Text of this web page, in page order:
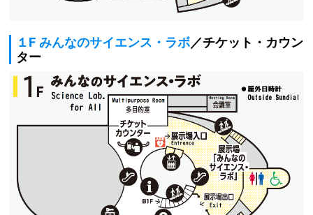
１F みんなのサイエンス・ラボ／チケット・カウン
ター